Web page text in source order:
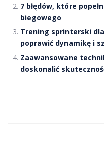
7 błędów, które
biegowego
Trening sprinterski
poprawić dynamikę i
Zaawansowane
doskonalić